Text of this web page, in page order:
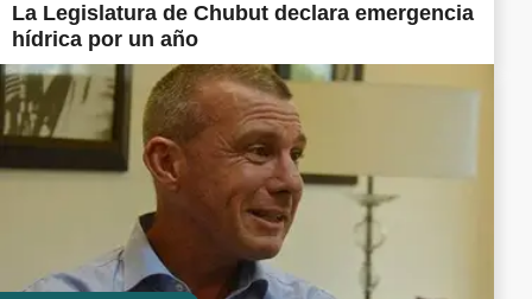
La Legislatura de Chubut declara emergencia
hídrica por un año